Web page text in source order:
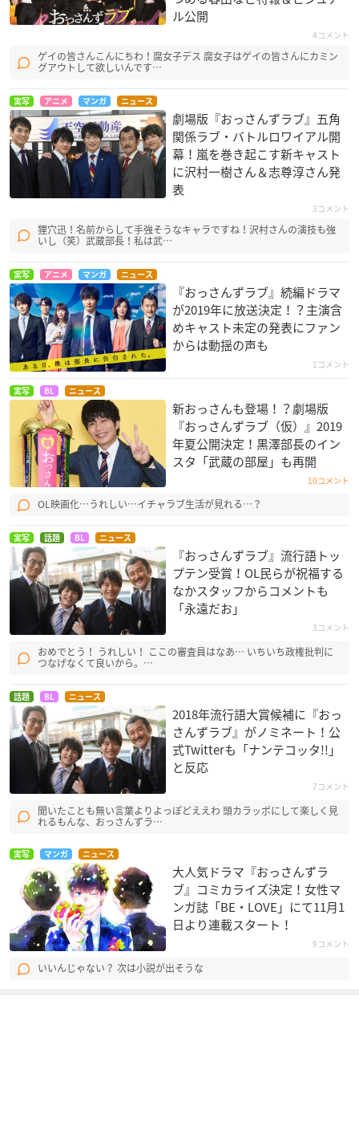
ル公開
4コメント
ゲイの皆さんこんにちわ！腐女子デス 腐女子はゲイの皆さんにカミン
グアウトして欲しいんです…
実写 アニメ マンガ ニュース
劇場版『おっさんずラブ』五角
関係ラブ・バトルロワイアル開
幕！嵐を巻き起こす新キャスト
に沢村一樹さん＆志尊淳さん発
表
3コメント
狸穴迅！名前からして手強そうなキャラですね！沢村さんの演技も強
いし（笑）武蔵部長！私は武…
実写 アニメ マンガ ニュース
『おっさんずラブ』続編ドラマ
が2019年に放送決定！？主演含
めキャスト未定の発表にファン
からは動揺の声も
1コメント
実写 BL ニュース
新おっさんも登場！？劇場版
『おっさんずラブ（仮）』2019
年夏公開決定！黒澤部長のイン
スタ「武蔵の部屋」も再開
10コメント
OL映画化…うれしい…イチャラブ生活が見れる…？
実写 話題 BL ニュース
『おっさんずラブ』流行語トッ
プテン受賞！OL民らが祝福する
なかスタッフからコメントも
「永遠だお」
3コメント
おめでとう！ うれしい！ ここの審査員はなあ… いちいち政権批判に
つなげなくて良いから。…
話題 BL ニュース
2018年流行語大賞候補に『おっ
さんずラブ』がノミネート！公
式Twitterも「ナンテコッタ!!」
と反応
7コメント
聞いたことも無い言葉よりよっぽどええわ 頭カラッポにして楽しく見
れるもんな、おっさんずラ…
実写 マンガ ニュース
大人気ドラマ『おっさんずラ
ブ』コミカライズ決定！女性マ
ンガ誌「BE・LOVE」にて11月1
日より連載スタート！
9コメント
いいんじゃない？ 次は小説が出そうな